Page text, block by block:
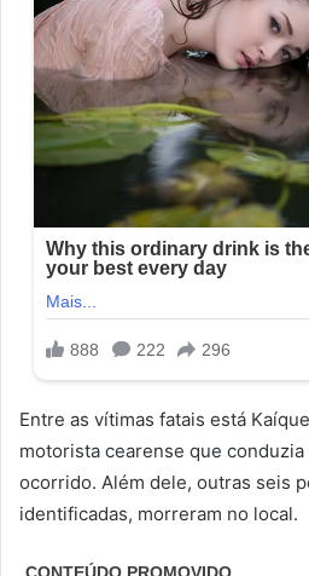
Entre as vítimas fatais está
motorista cearense que
ocorrido. Além dele, outras seis
identificadas, morreram no local.